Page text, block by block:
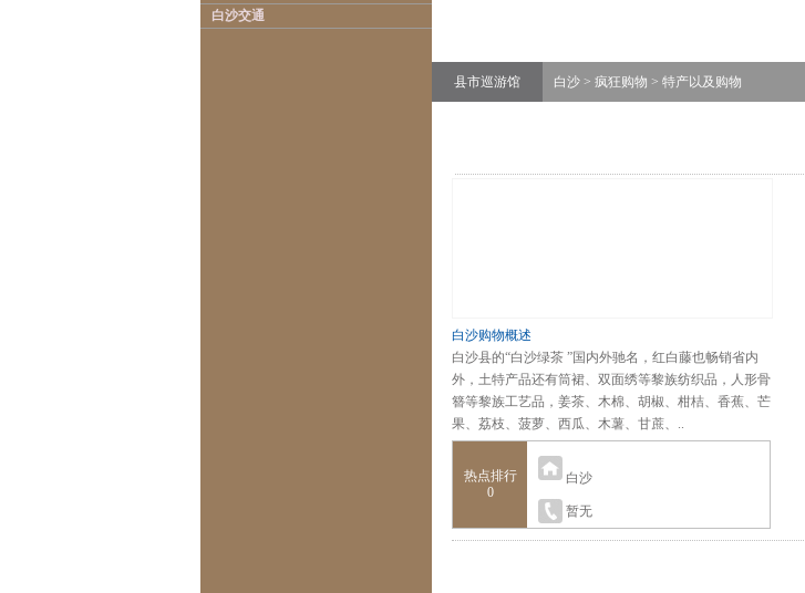
白沙交通
县市巡游馆 白沙> 疯狂购物 > 特产以及购物
白沙购物概述
白沙县的“白沙绿茶 ”国内外驰名，红白藤也畅销省内
外，土特产品还有筒裙、双面绣等黎族纺织品，人形骨
簪等黎族工艺品，姜茶、木棉、胡椒、柑桔、香蕉、芒
果、荔枝、菠萝、西瓜、木薯、甘蔗、..
热点排行
0
白沙
暂无